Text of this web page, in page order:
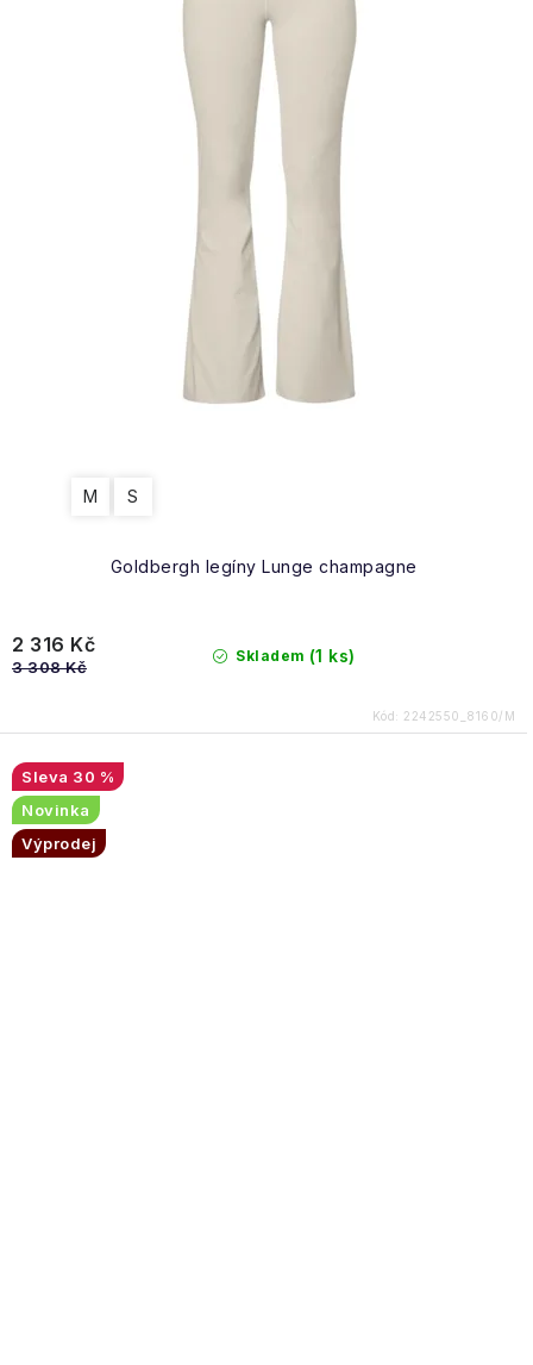
Goldbergh legíny Lunge champagne
M S
Skladem (1 ks)
2 316 Kč
3 308 Kč
Kód: 2242550_8160/M
30 %
Novinka
Výprodej